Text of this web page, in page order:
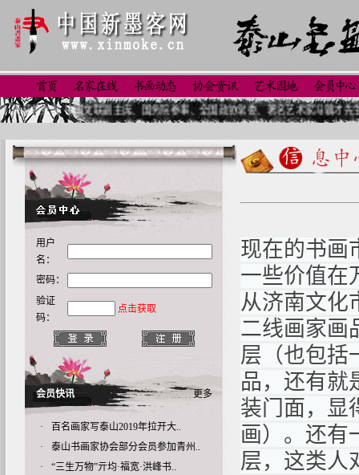
秀奖 中国文联副主席、国务院参事、全国政协常委、著名艺术家冯骥才先生
用户
名：
密码：
验证
码：
点击获取
会员快讯 更多
·
百名画家写泰山2019年拉开大..
·
泰山书画家协会部分会员参加青州..
·
“三生万物”亓均·福宽·洪峰书..
现在的书画
一些价值在
从济南文化
二线画家画
层（也包括
品，还有就
装门面，显
画）。还有
层，这类人